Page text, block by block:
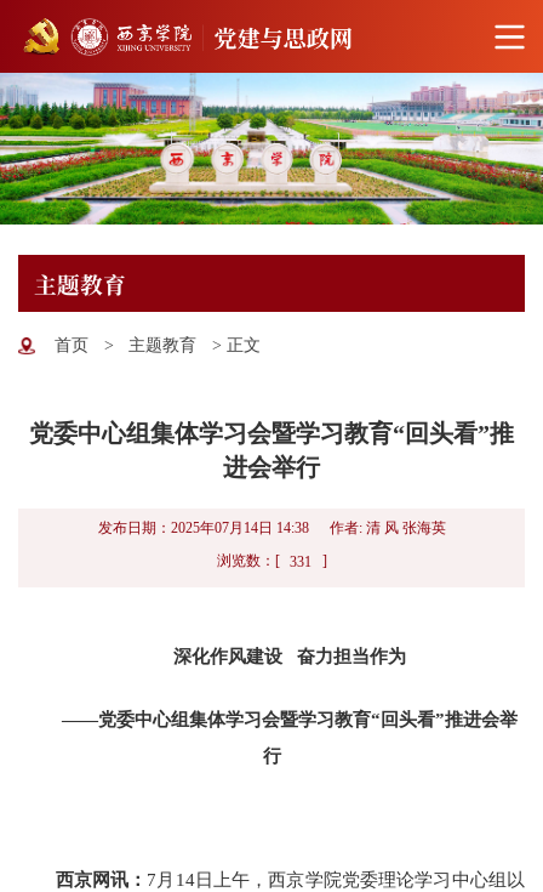
主题教育
首页 > 主题教育 > 正文
党委中心组集体学习会暨学习教育“回头看”推
进会举行
发布日期：2025年07月14日 14:38
作者: 清 风 张海英
浏览数：[
331 ]
深化作风建设 奋力担当作为
——党委中心组集体学习会暨学习教育“回头看”推进会举
行
西京网讯： 7月14日上午，西京学院党委理论学习中心组以